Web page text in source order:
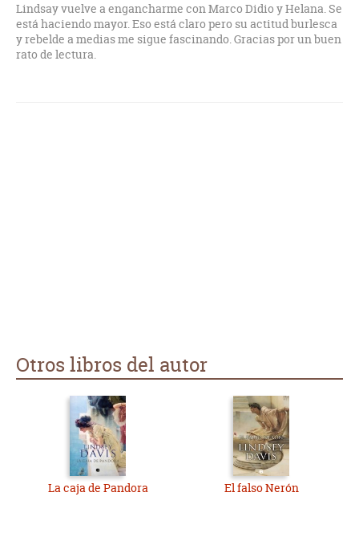
Lindsay vuelve a engancharme con Marco Didio y Helana. Se
está haciendo mayor. Eso está claro pero su actitud burlesca
y rebelde a medias me sigue fascinando. Gracias por un buen
rato de lectura.
Otros libros del autor
La caja de Pandora El falso Nerón